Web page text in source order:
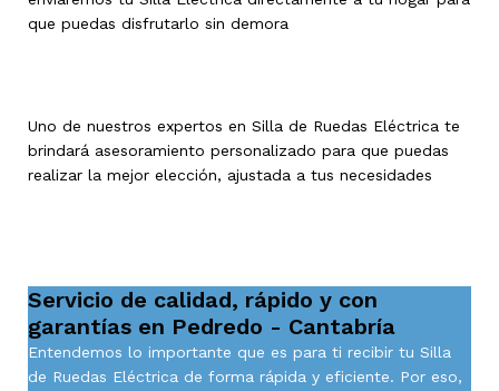
que puedas disfrutarlo sin demora
Uno de nuestros expertos en Silla de Ruedas Eléctrica te
brindará asesoramiento personalizado para que puedas
realizar la mejor elección, ajustada a tus necesidades
Servicio de calidad, rápido y con
garantías en Pedredo - Cantabría
Entendemos lo importante que es para ti recibir tu Silla
de Ruedas Eléctrica de forma rápida y eficiente. Por eso,